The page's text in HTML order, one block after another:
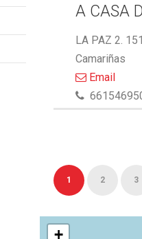
A CASA
LA PAZ 2.
Camariñas
Email
1 2 3
+